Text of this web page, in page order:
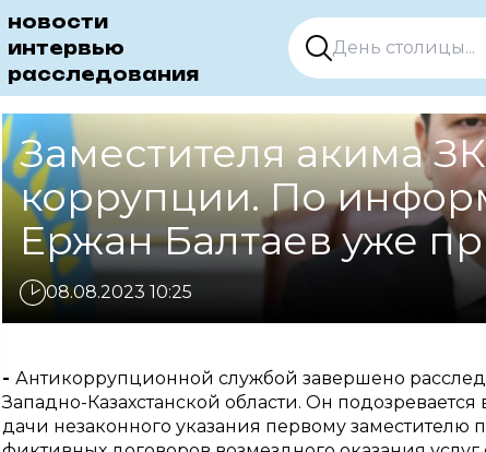
новости
интервью
расследования
Заместителя акима
коррупции. По
Ержан Балтаев уже
08.08.2023 10:25
- Антикоррупционной службой завершено
Западно-Казахстанской области. Он
дачи незаконного указания первому